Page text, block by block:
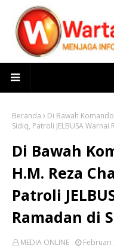
Beranda
Di Bawah
Sidiq, Patroli JELBUSA
Di Bawah
H.M. Reza
Patroli
Ramadan di
MEDIA ONLINE Februari